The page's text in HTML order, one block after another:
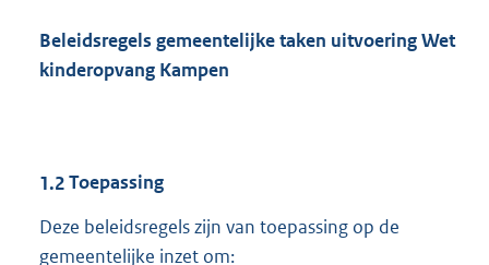
Beleidsregels gemeentelijke taken uitvoering Wet
kinderopvang Kampen
1.2Toepassing
Deze beleidsregels zijn van toepassing op de
gemeentelijke inzet om: